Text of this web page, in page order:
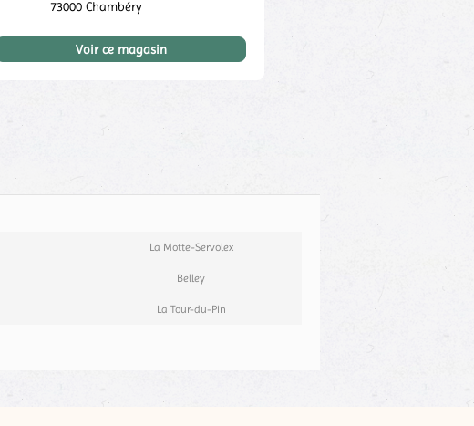
73000Chambéry
Voir ce magasin
La Motte-Servolex
Belley
La Tour-du-Pin